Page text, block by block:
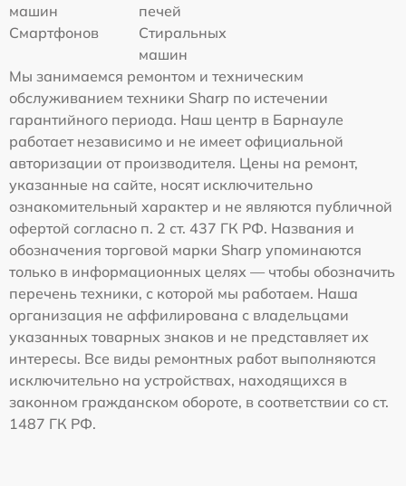
машин
печей
Смартфонов
Стиральных
машин
Мы занимаемся ремонтом и техническим
обслуживанием техники Sharp по истечении
гарантийного периода. Наш центр в Барнауле
работает независимо и не имеет официальной
авторизации от производителя. Цены на ремонт,
указанные на сайте, носят исключительно
ознакомительный характер и не являются публичной
офертой согласно п. 2 ст. 437 ГК РФ. Названия и
обозначения торговой марки Sharp упоминаются
только в информационных целях — чтобы обозначить
перечень техники, с которой мы работаем. Наша
организация не аффилирована с владельцами
указанных товарных знаков и не представляет их
интересы. Все виды ремонтных работ выполняются
исключительно на устройствах, находящихся в
законном гражданском обороте, в соответствии со ст.
1487 ГК РФ.